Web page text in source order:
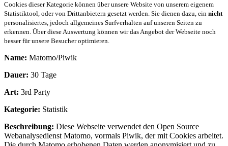
Cookies dieser Kategorie können über unsere Website von unserem eigenem
Statistiktool, oder von Drittanbietern gesetzt werden. Sie dienen dazu, ein nicht
personalisiertes, jedoch allgemeines Surfverhalten auf unseren Seiten zu
erkennen. Über diese Auswertung können wir das Angebot der Webseite noch
besser für unsere Besucher optimieren.
Name: Matomo/Piwik
Dauer: 30 Tage
Art: 3rd Party
Kategorie: Statistik
Beschreibung: Diese Webseite verwendet den Open Source
Webanalysedienst Matomo, vormals Piwik, der mit Cookies arbeitet.